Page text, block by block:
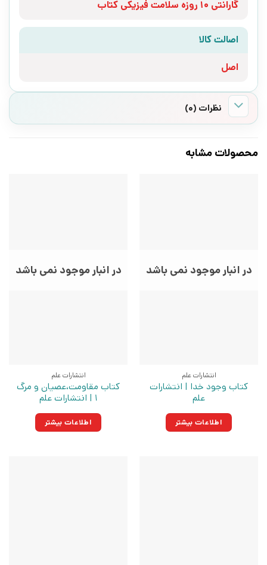
گارانتی 10 روزه سلامت فیزیکی کتاب
اصالت کالا
اصل
نظرات (0)
محصولات مشابه
در انبار موجود نمی باشد
انتشارات علم
کتاب وجود خدا | انتشارات
علم
اطلاعات بیشتر
در انبار موجود نمی باشد
انتشارات علم
کتاب مقاومت،عصیان و مرگ
1 | انتشارات علم
اطلاعات بیشتر